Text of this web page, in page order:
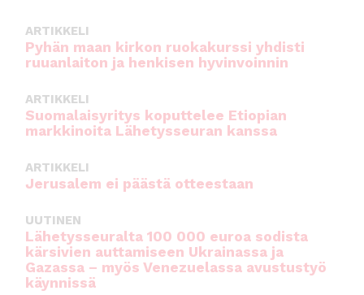
k
ARTIKKELI
Pyhän maan kirkon ruokakurssi yhdisti
ruuanlaiton ja henkisen hyvinvoinnin
ARTIKKELI
Suomalaisyritys koputtelee Etiopian
markkinoita Lähetysseuran kanssa
ARTIKKELI
Jerusalem ei päästä otteestaan
UUTINEN
Lähetysseuralta 100 000 euroa sodista
kärsivien auttamiseen Ukrainassa ja
Gazassa – myös Venezuelassa avustustyö
käynnissä